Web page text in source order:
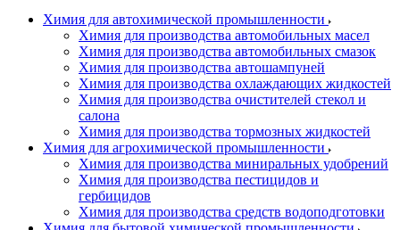
Химия для автохимической промышленности
Химия для производства автомобильных масел
Химия для производства автомобильных смазок
Химия для производства автошампуней
Химия для производства охлаждающих жидкостей
Химия для производства очистителей стекол и
салона
Химия для производства тормозных жидкостей
Химия для агрохимической промышленности
Химия для производства миниральных удобрений
Химия для производства пестицидов и
гербицидов
Химия для производства средств водоподготовки